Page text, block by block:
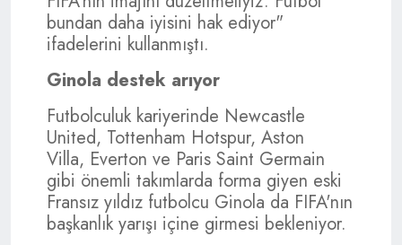
bundan daha iyisini hak ediyor"
ifadelerini kullanmıştı.
Ginola destek arıyor
Futbolculuk kariyerinde Newcastle
United, Tottenham Hotspur, Aston
Villa, Everton ve Paris Saint Germain
gibi önemli takımlarda forma giyen eski
Fransız yıldız futbolcu Ginola da FIFA'nın
başkanlık yarışı içine girmesi bekleniyor.